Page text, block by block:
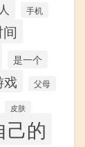
手机
是一个
戏 父母
皮肤
己的